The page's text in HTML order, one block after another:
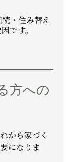
・住み替え
です。
方への
から家づく
になりま